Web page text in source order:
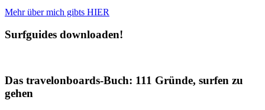
Mehr über mich gibts HIER
Surfguides downloaden!
Das travelonboards-Buch: 111 Gründe, surfen zu
gehen